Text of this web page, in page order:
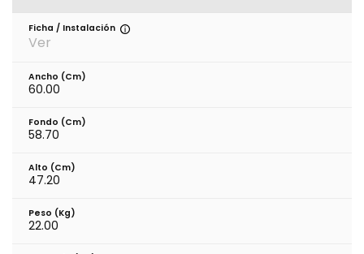
Ficha / Instalación
Ver
Ancho (cm)
60.00
Fondo (cm)
58.70
Alto (cm)
47.20
Peso (kg)
22.00